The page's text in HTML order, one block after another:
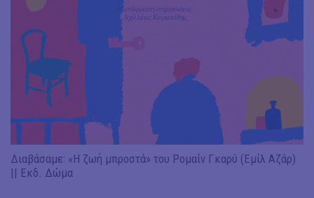
Διαβάσαμε: «Η ζωή μπροστά» του Ρομαίν Γκαρύ (Εμίλ Αζάρ)
|| Εκδ. Δώμα